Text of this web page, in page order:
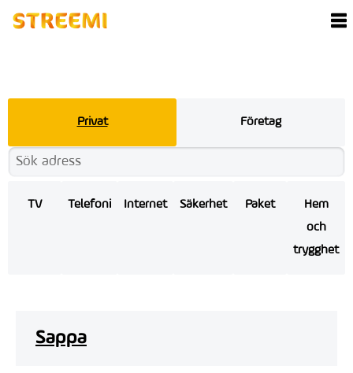
Privat Företag
TV Telefoni Internet Säkerhet Paket
Hem
och
trygghet
Sappa